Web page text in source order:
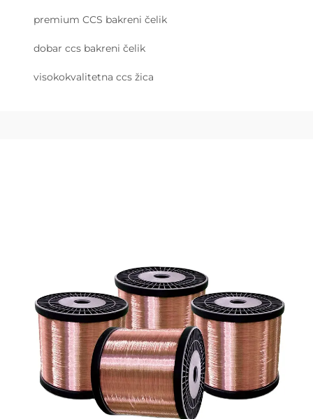
premium CCS bakreni čelik
dobar ccs bakreni čelik
visokokvalitetna ccs žica